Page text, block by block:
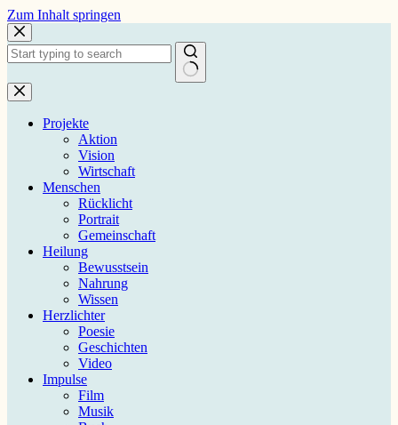
Zum Inhalt springen
springen
Keine
Ergebnisse
Projekte
Aktion
Vision
Wirtschaft
Menschen
Rücklicht
Portrait
Gemeinschaft
Heilung
Bewusstsein
Nahrung
Wissen
Herzlichter
Poesie
Geschichten
Video
Impulse
Film
Musik